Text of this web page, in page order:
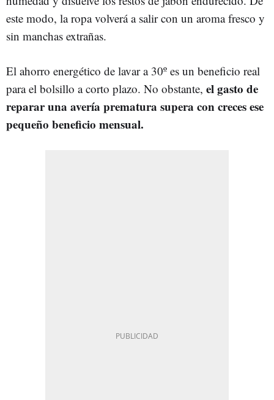
este modo, la ropa volverá a salir con un aroma fresco y
sin manchas extrañas.
El ahorro energético de lavar a 30º es un beneficio real
para el bolsillo a corto plazo. No obstante, el gasto de
reparar una avería prematura supera con creces ese
pequeño beneficio mensual.